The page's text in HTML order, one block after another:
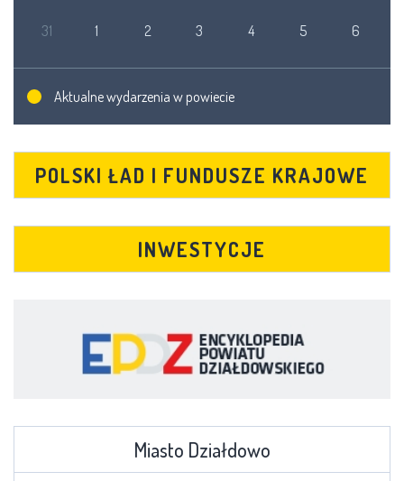
31 1 2 3 4 5 6
Aktualne wydarzenia w powiecie
POLSKI ŁAD I FUNDUSZE KRAJOWE
INWESTYCJE
Miasto Działdowo